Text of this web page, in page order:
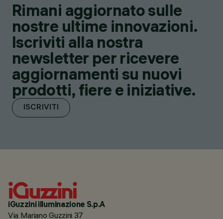
Rimani aggiornato sulle
nostre ultime innovazioni.
Iscriviti alla nostra
newsletter per ricevere
aggiornamenti su nuovi
prodotti, fiere e iniziative.
ISCRIVITI
iGuzzini illuminazione S.p.A
Via Mariano Guzzini 37